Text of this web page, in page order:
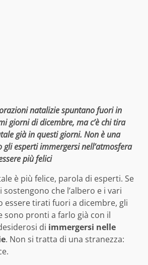
natalizie spuntano fuori in
giorni di dicembre, ma c’è chi tira
già in questi giorni. Non è una
gli esperti immergersi nell’atmosfera
più felici
è più felice, parola di esperti. Se
che l’albero e i vari
essere tirati fuori a dicembre, gli
sono pronti a farlo già con il
di immergersi nelle
. Non si tratta di una stranezza: